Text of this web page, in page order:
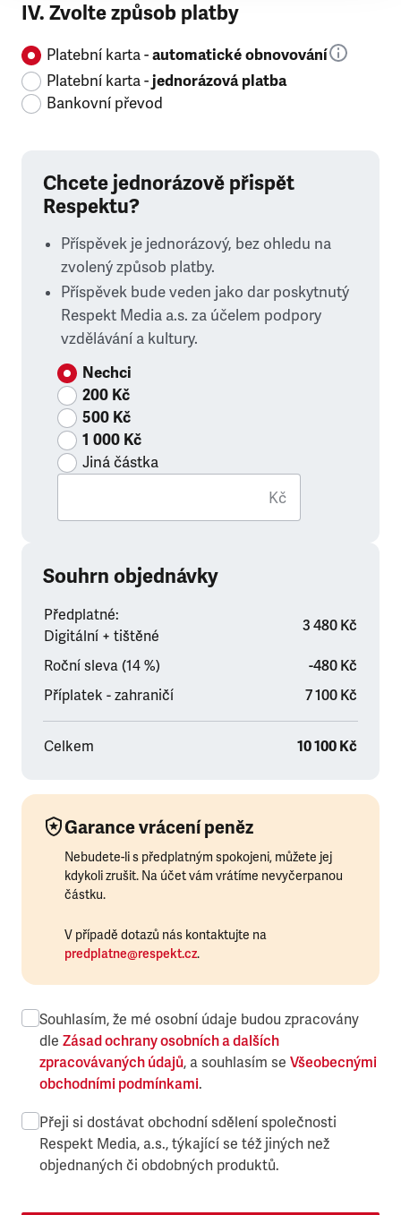
IV. Zvolte způsob platby
Platební karta -automatické obnovování
Platební karta -jednorázová platba
Bankovní převod
Chcete jednorázově přispět
Respektu?
Příspěvek je jednorázový, bez ohledu na
zvolený způsob platby.
Příspěvek bude veden jako dar poskytnutý
Respekt Media a.s. za účelem podpory
vzdělávání a kultury.
Nechci
200 Kč
500 Kč
1 000 Kč
Jiná částka
Kč
Souhrn objednávky
Předplatné:
Digitální + tištěné
3 480 Kč
Roční sleva (14 %)
-480 Kč
Příplatek - zahraničí
7 100 Kč
Celkem 10 100 Kč
Garance vrácení peněz
Nebudete-li s předplatným spokojeni, můžete jej
kdykoli zrušit. Na účet vám vrátíme nevyčerpanou
částku.
V případě dotazů nás kontaktujte na
predplatne@respekt.cz.
Souhlasím, že mé osobní údaje budou zpracovány
dle Zásad ochrany osobních a dalších
zpracovávaných údajů, a souhlasím se Všeobecnými
obchodními podmínkami.
Přeji si dostávat obchodní sdělení společnosti
Respekt Media, a.s., týkající se též jiných než
objednaných či obdobných produktů.